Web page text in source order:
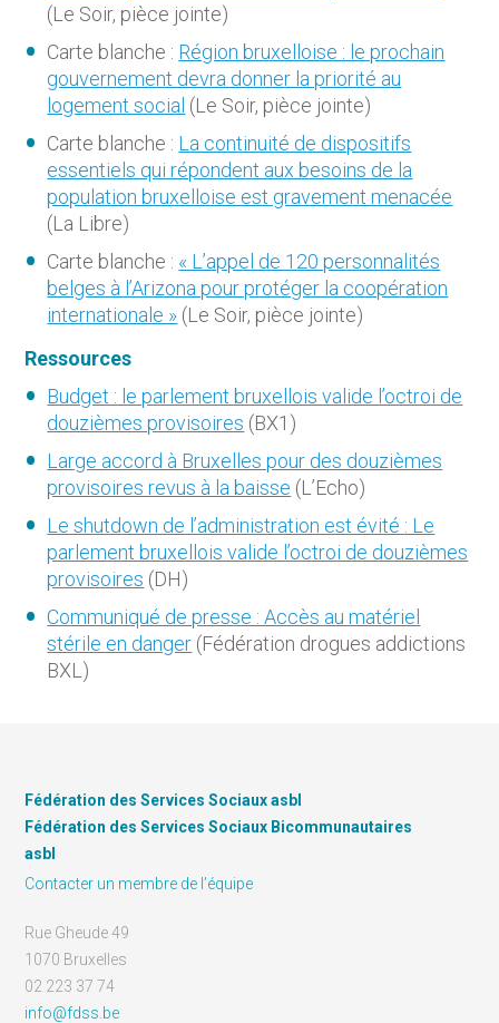
(Le Soir, pièce jointe)
Carte blanche : Région bruxelloise : le prochain
gouvernement devra donner la priorité au
logement social (Le Soir, pièce jointe)
Carte blanche : La continuité de dispositifs
essentiels qui répondent aux besoins de la
population bruxelloise est gravement menacée
(La Libre)
Carte blanche : « L’appel de 120 personnalités
belges à l’Arizona pour protéger la coopération
internationale » (Le Soir, pièce jointe)
Ressources
Budget : le parlement bruxellois valide l’octroi de
douzièmes provisoires (BX1)
Large accord à Bruxelles pour des douzièmes
provisoires revus à la baisse (L’Echo)
Le shutdown de l’administration est évité : Le
parlement bruxellois valide l’octroi de douzièmes
provisoires (DH)
Communiqué de presse : Accès au matériel
stérile en danger (Fédération drogues addictions
BXL)
Fédération des Services Sociaux asbl
Fédération des Services Sociaux Bicommunautaires
asbl
Contacter un membre de l’équipe
Rue Gheude 49
1070 Bruxelles
02 223 37 74
info@fdss.be